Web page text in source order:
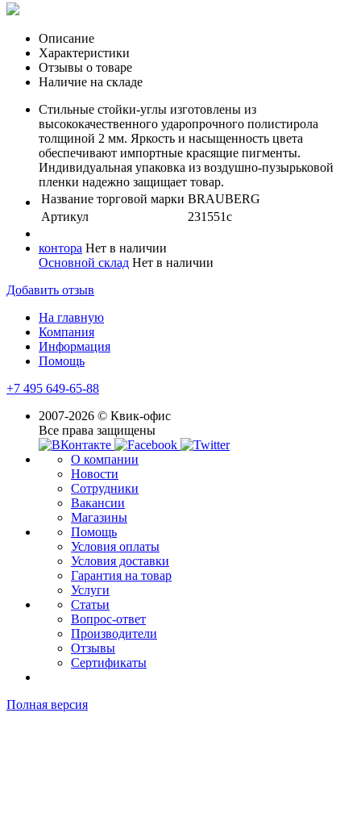
Описание
Характеристики
Отзывы о товаре
Наличие на складе
Стильные стойки-углы изготовлены из
высококачественного ударопрочного полистирола
толщиной 2 мм. Яркость и насыщенность цвета
обеспечивают импортные красящие пигменты.
Индивидуальная упаковка из воздушно-пузырьковой
пленки надежно защищает товар.
Название торговой марки BRAUBERG
Артикул
231551с
контора Нет в наличии
Основной склад Нет в наличии
Добавить отзыв
На главную
Компания
Информация
Помощь
+7 495 649-65-88
2007-2026 © Квик-офис
Все права защищены
О компании
Новости
Сотрудники
Вакансии
Магазины
Помощь
Условия оплаты
Условия доставки
Гарантия на товар
Услуги
Статьи
Вопрос-ответ
Производители
Отзывы
Сертификаты
Полная версия